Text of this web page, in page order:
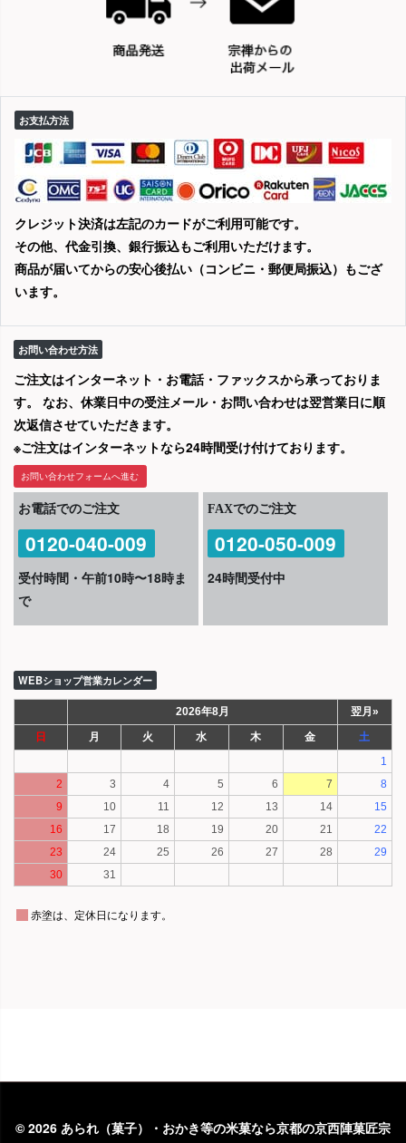
お支払方法
クレジット決済は左記のカードがご利用可能です。
その他、代金引換、銀行振込もご利用いただけます。
商品が届いてからの安心後払い（コンビニ・郵便局振込）もござ
います。
お問い合わせ方法
ご注文はインターネット・お電話・ファックスから承っておりま
す。 なお、休業日中の受注メール・お問い合わせは翌営業日に順
次返信させていただきます。
※ご注文はインターネットなら24時間受け付けております。
お問い合わせフォームへ進む
お電話でのご注文
0120-040-009
受付時間・午前10時〜18時ま
で
FAXでのご注文
0120-050-009
24時間受付中
WEBショップ営業カレンダー
© 2026 あられ（菓子）・おかき等の米菓なら京都の京西陣菓匠宗